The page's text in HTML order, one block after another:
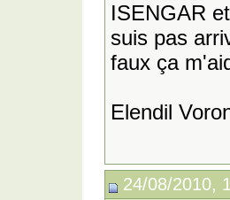
ISENGAR
suis pas
faux ça
Elendil
24/08/2010,